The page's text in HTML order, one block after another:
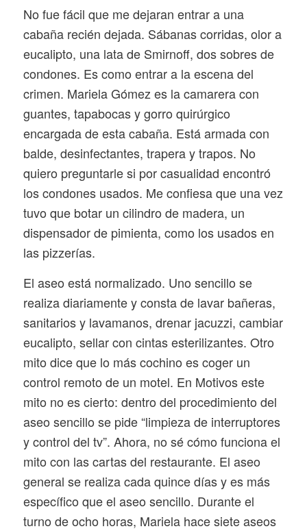
No fue fácil que me dejaran entrar a una
cabaña recién dejada. Sábanas corridas, olor a
eucalipto, una lata de Smirnoff, dos sobres de
condones. Es como entrar a la escena del
crimen. Mariela Gómez es la camarera con
guantes, tapabocas y gorro quirúrgico
encargada de esta cabaña. Está armada con
balde, desinfectantes, trapera y trapos. No
quiero preguntarle si por casualidad encontró
los condones usados. Me confiesa que una vez
tuvo que botar un cilindro de madera, un
dispensador de pimienta, como los usados en
las pizzerías.
El aseo está normalizado. Uno sencillo se
realiza diariamente y consta de lavar bañeras,
sanitarios y lavamanos, drenar jacuzzi, cambiar
eucalipto, sellar con cintas esterilizantes. Otro
mito dice que lo más cochino es coger un
control remoto de un motel. En Motivos este
mito no es cierto: dentro del procedimiento del
aseo sencillo se pide “limpieza de interruptores
y control del tv”. Ahora, no sé cómo funciona el
mito con las cartas del restaurante. El aseo
general se realiza cada quince días y es más
específico que el aseo sencillo. Durante el
turno de ocho horas, Mariela hace siete aseos